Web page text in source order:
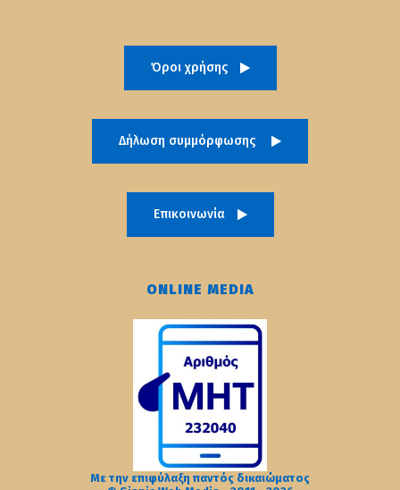
Όροι χρήσης
Δήλωση συμμόρφωσης
Επικοινωνία
ONLINE MEDIA
Με την επιφύλαξη παντός δικαιώματος